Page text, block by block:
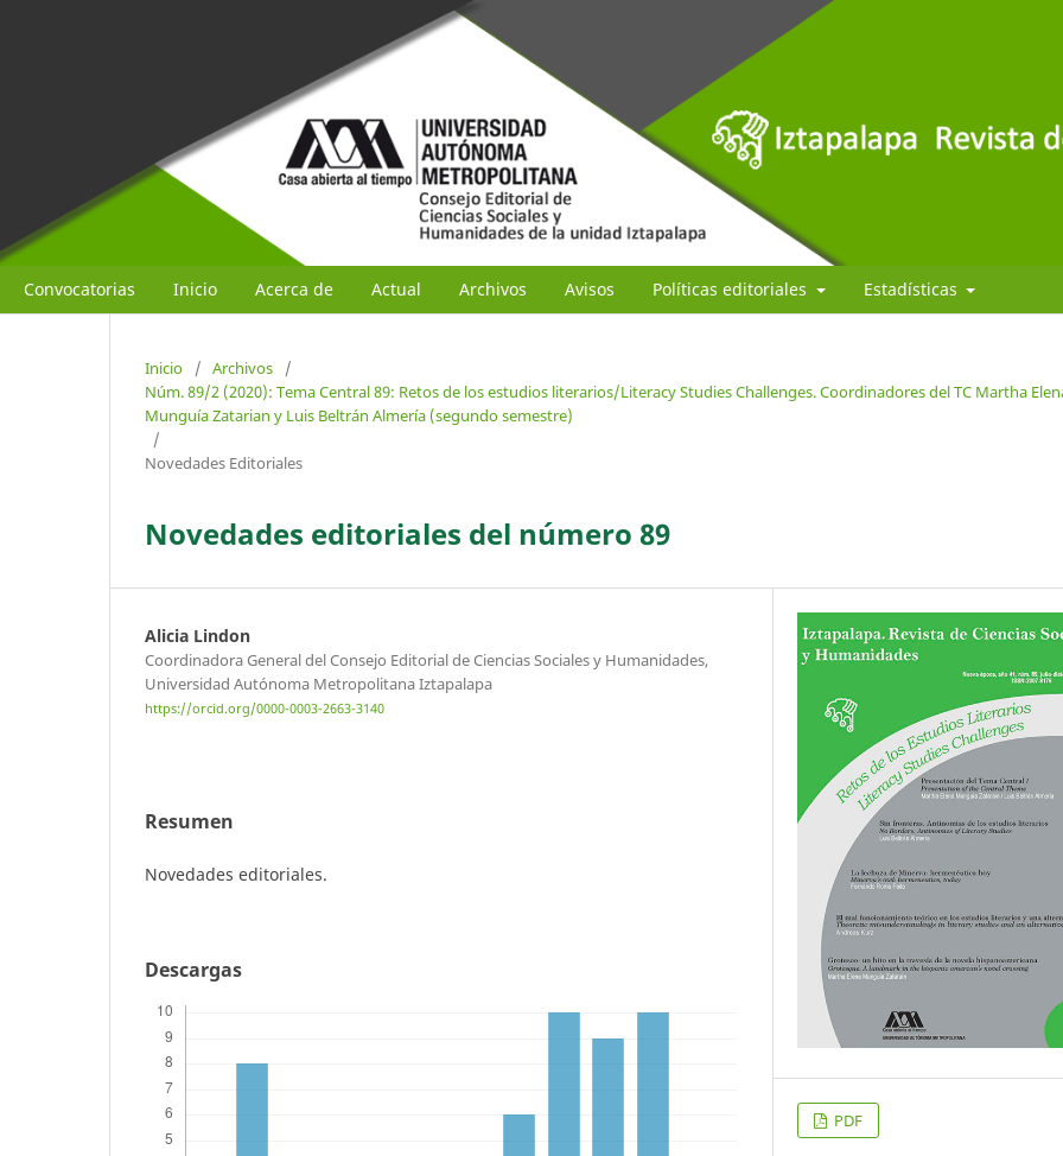
Convocatorias Inicio Acerca de Actual Archivos Avisos Políticas editoriales Estadísticas
Inicio / Archivos
/
Núm. 89/2 (2020): Tema Central 89: Retos de los estudios literarios/Literacy Studies Challenges. Coordinadores del TC Martha
Munguía Zatarian y Luis Beltrán Almería (segundo semestre)
/
Novedades Editoriales
Novedades editoriales del número 89
Alicia Lindon
Coordinadora General del Consejo Editorial de Ciencias Sociales y Humanidades,
Universidad Autónoma Metropolitana Iztapalapa
https://orcid.org/0000-0003-2663-3140
Resumen
Novedades editoriales.
Descargas
PDF